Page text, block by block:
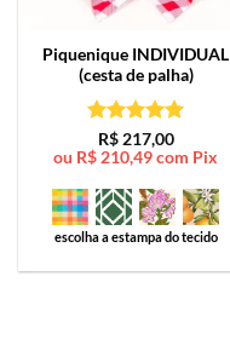
Piquenique INDIVIDUAL
(cesta de palha)
Avaliação5
de 5
R$217,00
ou R$ 210,49com Pix
escolha a estampa do tecido